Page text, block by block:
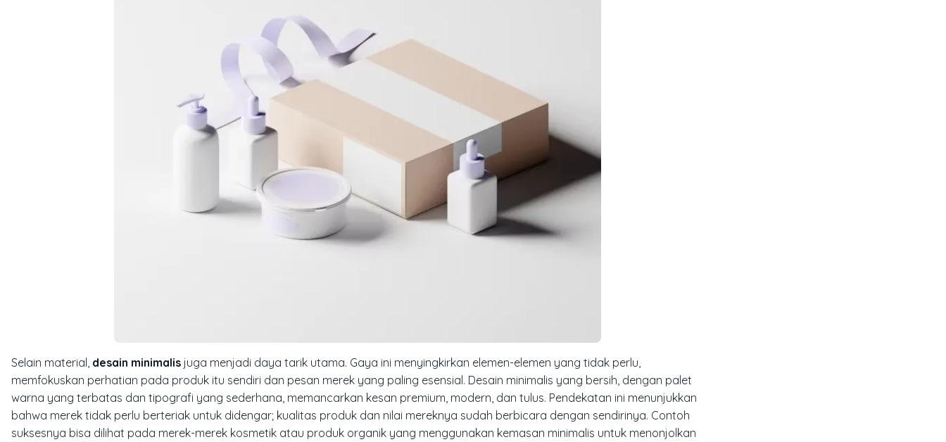
Selain material, desain minimalis juga menjadi daya tarik utama. Gaya ini menyingkirkan elemen-elemen yang tidak perlu,
memfokuskan perhatian pada produk itu sendiri dan pesan merek yang paling esensial. Desain minimalis yang bersih, dengan palet
warna yang terbatas dan tipografi yang sederhana, memancarkan kesan premium, modern, dan tulus. Pendekatan ini menunjukkan
bahwa merek tidak perlu berteriak untuk didengar; kualitas produk dan nilai mereknya sudah berbicara dengan sendirinya. Contoh
suksesnya bisa dilihat pada merek-merek kosmetik atau produk organik yang menggunakan kemasan minimalis untuk menonjolkan